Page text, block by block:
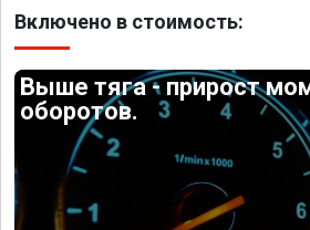
Включено в стоимость:
Выше тяга - прирост
оборотов.